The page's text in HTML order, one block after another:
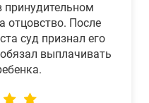
принудительном
отцовство. После
суд признал его
выплачивать